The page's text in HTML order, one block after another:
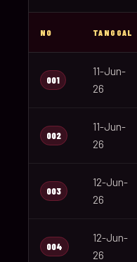
NO TANGGAL
001
11-Jun-
26
002
11-Jun-
26
003
12-Jun-
26
004
12-Jun-
26